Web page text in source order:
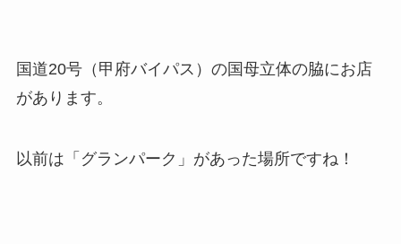
国道20号（甲府バイパス）の国母立体の脇にお店
があります。
以前は「グランパーク」があった場所ですね！